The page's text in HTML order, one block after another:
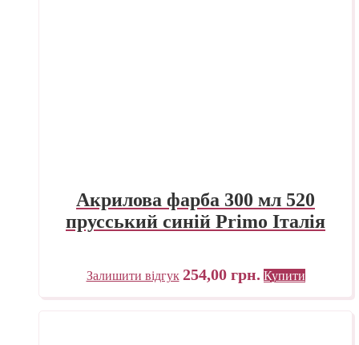
Акрилова фарба 300 мл 520
прусський синій Primo Італія
Залишити відгук 254,00 грн. Купити